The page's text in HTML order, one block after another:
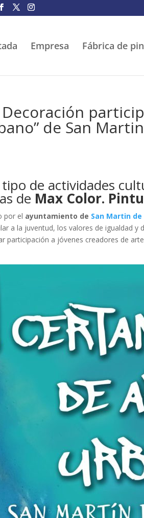
Empresa Fábrica de
de San
de actividades
de Max Color.
por el ayuntamiento de San Martin de
a la juventud, los valores de igualdad y
participación a jóvenes creadores de